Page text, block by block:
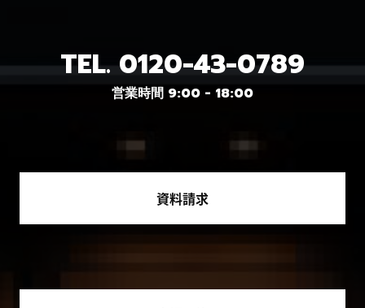
TEL. 0120-43-0789
営業時間 9:00 - 18:00
資料請求